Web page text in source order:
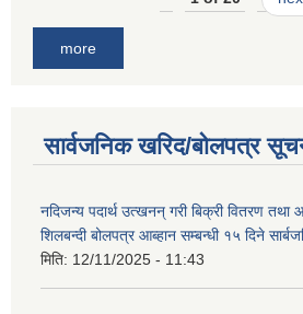
more
सार्वजनिक खरिद/बोलपत्र
नदिजन्य पदार्थ उत्खनन् गरी बिक्री वितरण तथा
शिलबन्दी बोलपत्र आब्हान सम्बन्धी १५ दिने
मिति: 12/11/2025 - 11:43